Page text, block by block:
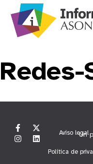
Aviso legal
Política de
Un